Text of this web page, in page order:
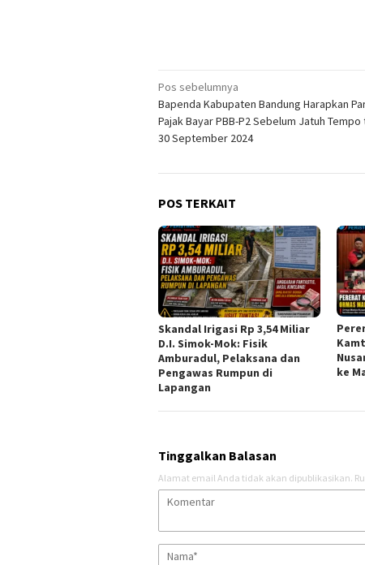
Navigasi
pos
Pos sebelumnya
Bapenda Kabupaten Bandung Harapkan
Pajak Bayar PBB-P2 Sebelum Jatuh
30 September 2024
POS TERKAIT
Skandal Irigasi Rp 3,54 Miliar
D.I. Simok-Mok: Fisik
Amburadul, Pelaksana dan
Pengawas Rumpun di
Lapangan
ke
Tinggalkan Balasan
Alamat email Anda tidak akan dipublikasikan.